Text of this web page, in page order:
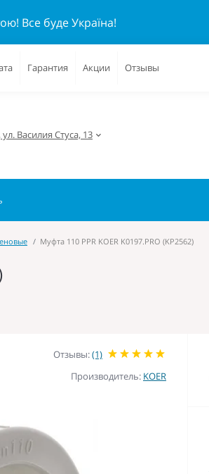
Все буде Україна!
Гарантия Акции Отзывы
Василия Стуса, 13
Муфта 110 PPR KOER K0197.PRO (KP2562)
Отзывы:(1)
Производитель: KOER